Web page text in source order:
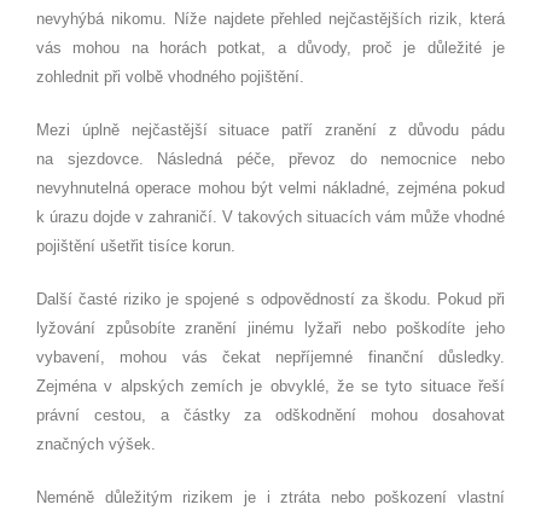
nevyhýbá nikomu. Níže najdete přehled nejčastějších rizik, která
vás mohou na horách potkat, a důvody, proč je důležité je
zohlednit při volbě vhodného pojištění.
Mezi úplně nejčastější situace patří zranění z důvodu pádu
na sjezdovce. Následná péče, převoz do nemocnice nebo
nevyhnutelná operace mohou být velmi nákladné, zejména pokud
k úrazu dojde v zahraničí. V takových situacích vám může vhodné
pojištění ušetřit tisíce korun.
Další časté riziko je spojené s odpovědností za škodu. Pokud při
lyžování způsobíte zranění jinému lyžaři nebo poškodíte jeho
vybavení, mohou vás čekat nepříjemné finanční důsledky.
Zejména v alpských zemích je obvyklé, že se tyto situace řeší
právní cestou, a částky za odškodnění mohou dosahovat
značných výšek.
Neméně důležitým rizikem je i ztráta nebo poškození vlastní